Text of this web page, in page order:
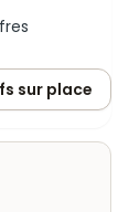
sur place